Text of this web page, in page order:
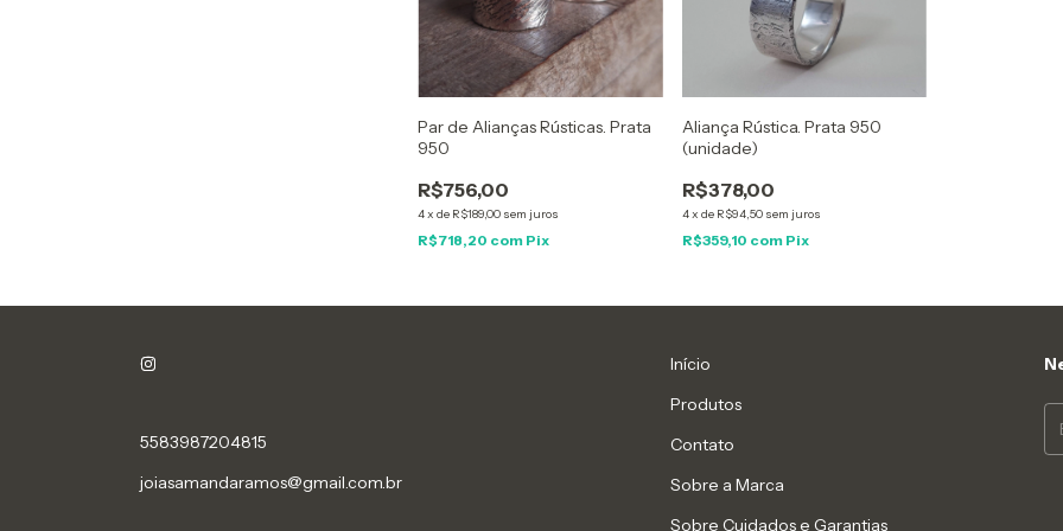
Par de Alianças Rústicas. Prata
950
R$756,00
4xde R$189,00 sem juros
R$718,20 com Pix
Aliança Rústica. Prata 950
(unidade)
R$378,00
4x de R$94,50 sem juros
R$359,10 com Pix
5583987204815
joiasamandaramos@gmail.com.br
Início
Produtos
Contato
Sobre a Marca
Sobre Cuidados e Garantias